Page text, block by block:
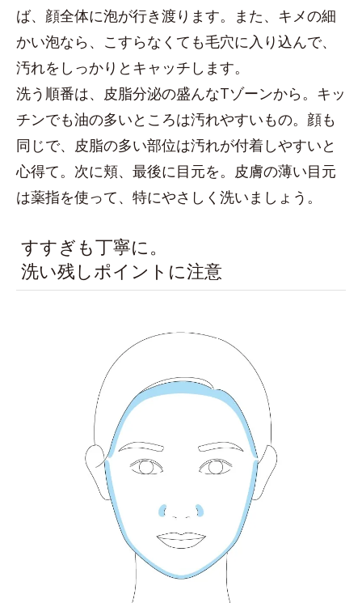
ば、顔全体に泡が行き渡ります。また、キメの細
かい泡なら、こすらなくても毛穴に入り込んで、
汚れをしっかりとキャッチします。
洗う順番は、皮脂分泌の盛んなTゾーンから。キッ
チンでも油の多いところは汚れやすいもの。顔も
同じで、皮脂の多い部位は汚れが付着しやすいと
心得て。次に頬、最後に目元を。皮膚の薄い目元
は薬指を使って、特にやさしく洗いましょう。
すすぎも丁寧に。
洗い残しポイントに注意